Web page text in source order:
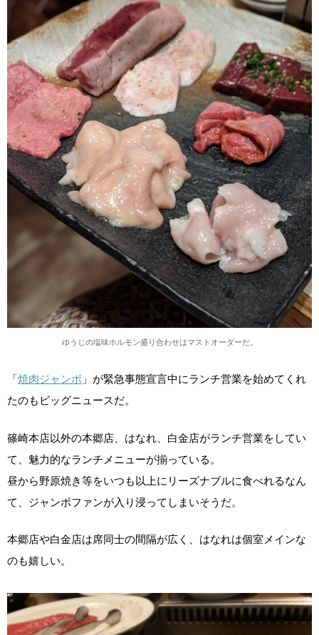
ゆうじの塩味ホルモン盛り合わせはマストオーダーだ。
「焼肉ジャンボ 」が緊急事態宣言中にランチ営業を始めてくれ
たのもビッグニュースだ。
篠崎本店以外の本郷店、はなれ、白金店がランチ営業をしてい
て、魅力的なランチメニューが揃っている。
昼から野原焼き等をいつも以上にリーズナブルに食べれるなん
て、ジャンボファンが入り浸ってしまいそうだ。
本郷店や白金店は席同士の間隔が広く、はなれは個室メインな
のも嬉しい。